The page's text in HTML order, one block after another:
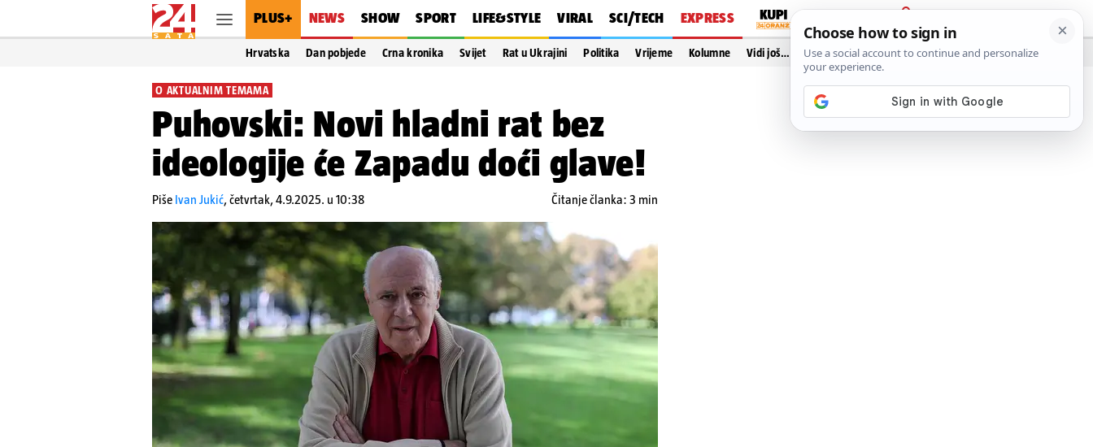
PLUS+ NEWS SHOW SPORT LIFE&STYLE VIRAL SCI/TECH EXPRESS
PRIJAVA
Hrvatska Dan pobjede Crna kronika Svijet Rat u Ukrajini Politika Vrijeme Kolumne Vidi još…
O AKTUALNIM TEMAMA
Puhovski: Novi hladni rat bez
ideologije će Zapadu doći glave!
Piše Ivan Jukić,četvrtak, 4.9.2025. u 10:38 Čitanje članka: 3 min